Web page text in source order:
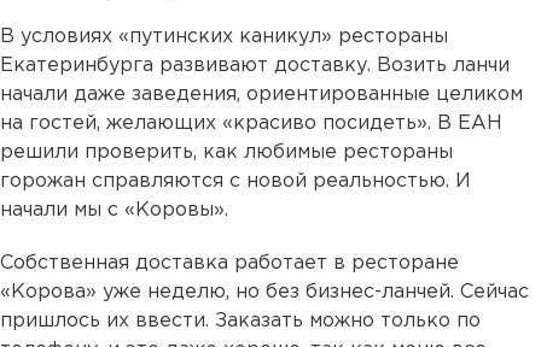
В условиях «путинских каникул» рестораны
Екатеринбурга развивают доставку. Возить ланчи
начали даже заведения, ориентированные целиком
на гостей, желающих «красиво посидеть». В ЕАН
решили проверить, как любимые рестораны
горожан справляются с новой реальностью. И
начали мы с «Коровы».
Собственная доставка работает в ресторане
«Корова» уже неделю, но без бизнес-ланчей. Сейчас
пришлось их ввести. Заказать можно только по